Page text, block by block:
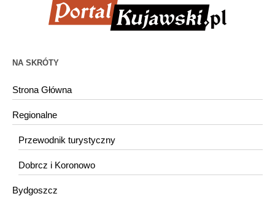
NA SKRÓTY
Strona Główna
Regionalne
Przewodnik turystyczny
Dobrcz i Koronowo
Bydgoszcz